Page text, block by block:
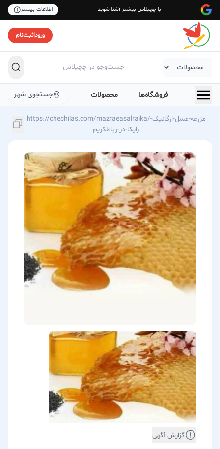
با چچیلاس بیشتر آشنا شوید اطلاعات بیشتر
ورود|ثبت‌نام
فروشگاه‌ها محصولات جستجوی شهر
https://chechilas.com/mazraeasalraika/مزرعه-عسل-ارگانیک-
رایکا-در-رباطكریم
گزارش آگهی